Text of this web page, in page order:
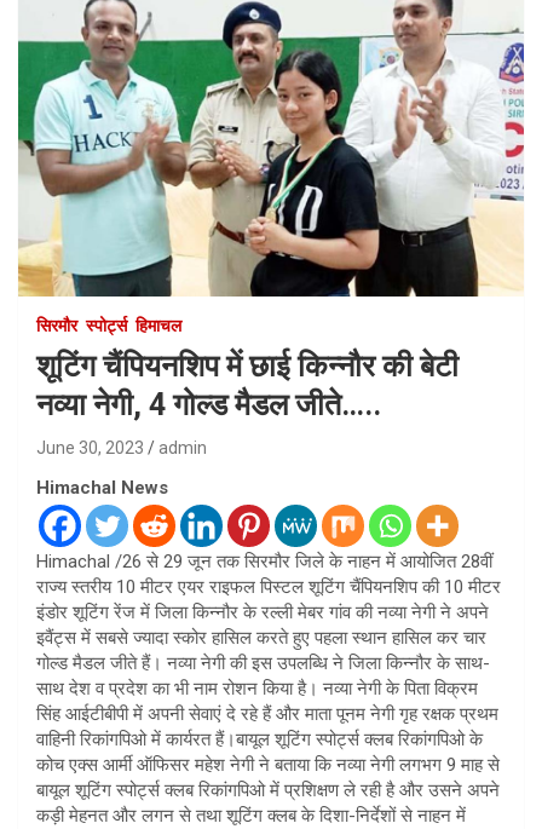
सिरमौर स्पोर्ट्स हिमाचल
शूटिंग चैंपियनशिप में छाई किन्नौर की बेटी
नव्या नेगी, 4 गोल्ड मैडल जीते…..
June 30, 2023 admin
Himachal News
Himachal /26 से 29 जून तक सिरमौर जिले के नाहन में आयोजित 28वीं
राज्य स्तरीय 10 मीटर एयर राइफल पिस्टल शूटिंग चैंपियनशिप की 10 मीटर
इंडोर शूटिंग रेंज में जिला किन्नौर के रल्ली मेबर गांव की नव्या नेगी ने अपने
इवैंट्स में सबसे ज्यादा स्कोर हासिल करते हुए पहला स्थान हासिल कर चार
गोल्ड मैडल जीते हैं। नव्या नेगी की इस उपलब्धि ने जिला किन्नौर के साथ-
साथ देश व प्रदेश का भी नाम रोशन किया है। नव्या नेगी के पिता विक्रम
सिंह आईटीबीपी में अपनी सेवाएं दे रहे हैं और माता पूनम नेगी गृह रक्षक प्रथम
वाहिनी रिकांगपिओ में कार्यरत हैं।बायूल शूटिंग स्पोर्ट्स क्लब रिकांगपिओ के
कोच एक्स आर्मी ऑफिसर महेश नेगी ने बताया कि नव्या नेगी लगभग 9 माह से
बायूल शूटिंग स्पोर्ट्स क्लब रिकांगपिओ में प्रशिक्षण ले रही है और उसने अपने
कड़ी मेहनत और लगन से तथा शूटिंग क्लब के दिशा-निर्देशों से नाहन में